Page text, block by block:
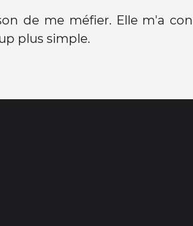
de me méfier. Elle m'a
plus simple.